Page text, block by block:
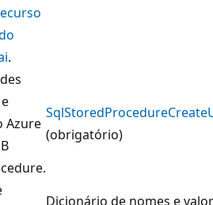
.
Azure
(obrigatório)
Dicionário de nomes e